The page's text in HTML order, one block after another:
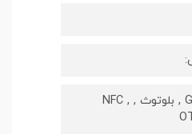
GPRS , EDGE , Wi-Fi , بلوتوث , NFC ,